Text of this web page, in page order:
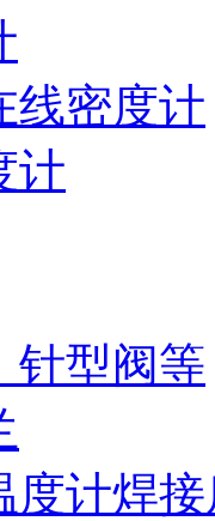
线密度计
计
针型阀等
度计焊